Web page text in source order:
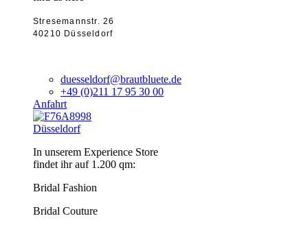
Stresemannstr. 26
40210 Düsseldorf
duesseldorf@brautbluete.de
+49 (0)211 17 95 30 00
Anfahrt
Düsseldorf
In unserem Experience Store
findet ihr auf 1.200 qm:
Bridal Fashion
Bridal Couture